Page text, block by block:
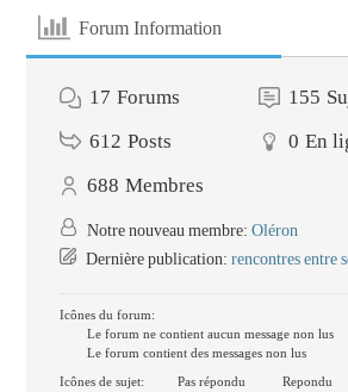
Forum Information
17 Forums 155
612 Posts 0 En
688 Membres
Notre nouveau membre: Oléron
Dernière publication: rencontres entre
Icônes du forum:
Le forum ne contient aucun message non lus
Le forum contient des messages non lus
Icônes de sujet:
Pas répondu Repondu